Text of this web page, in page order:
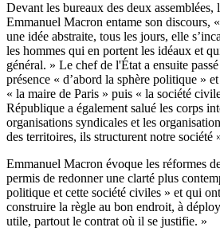
Devant les bureaux des deux assemblées,
Emmanuel Macron entame son discours,
une idée abstraite, tous les jours, elle
les hommes qui en portent les idéaux et
général. » Le chef de l'État a ensuite
présence « d’abord la sphère politique »
« la maire de Paris » puis « la société
République a également salué les corps
organisations syndicales et les
des territoires, ils structurent notre société
Emmanuel Macron évoque les réformes
permis de redonner une clarté plus
politique et cette société civiles » et qui
construire la règle au bon endroit, à
utile, partout le contrat où il se justifie. »